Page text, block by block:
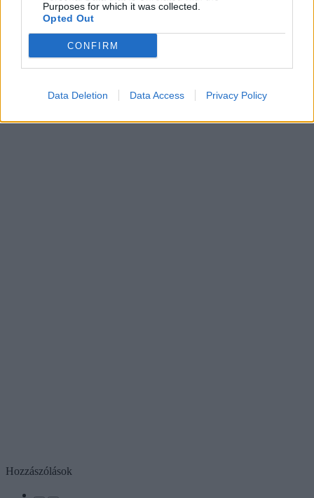
Purposes for which it was collected.
Opted Out
CONFIRM
Data Deletion Data Access Privacy Policy
Hozzászólások